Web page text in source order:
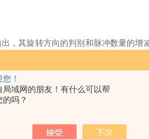
！
局域网的朋友！有什么可以帮
的吗？
，其旋转方向的判别和脉冲数量的
一个脉冲的Z信号，作为参考机械零
的 A、B两路信号对原脉冲数进行倍
了高级复合金属材质不锈钢,不锈钢